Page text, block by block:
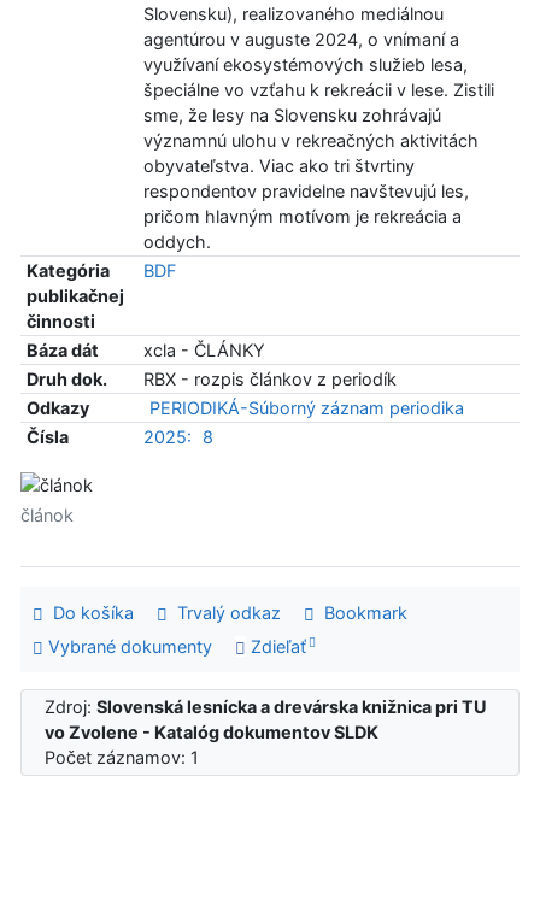
Slovensku), realizovaného mediálnou
agentúrou v auguste 2024, o vnímaní a
využívaní ekosystémových služieb lesa,
špeciálne vo vzťahu k rekreácii v lese. Zistili
sme, že lesy na Slovensku zohrávajú
významnú ulohu v rekreačných aktivitách
obyvateľstva. Viac ako tri štvrtiny
respondentov pravidelne navštevujú les,
pričom hlavným motívom je rekreácia a
oddych.
Kategória
publikačnej
činnosti
BDF
Báza dát
xcla - ČLÁNKY
Druh dok.
RBX - rozpis článkov z periodík
Odkazy
PERIODIKÁ-Súborný záznam periodika
Čísla
2025: 8
článok
Do košíka Trvalý odkaz
Bookmark
Vybrané dokumenty
Zdieľať
Zdroj:Slovenská lesnícka a drevárska knižnica pri TU
vo Zvolene - Katalóg dokumentov SLDK
Počet záznamov: 1